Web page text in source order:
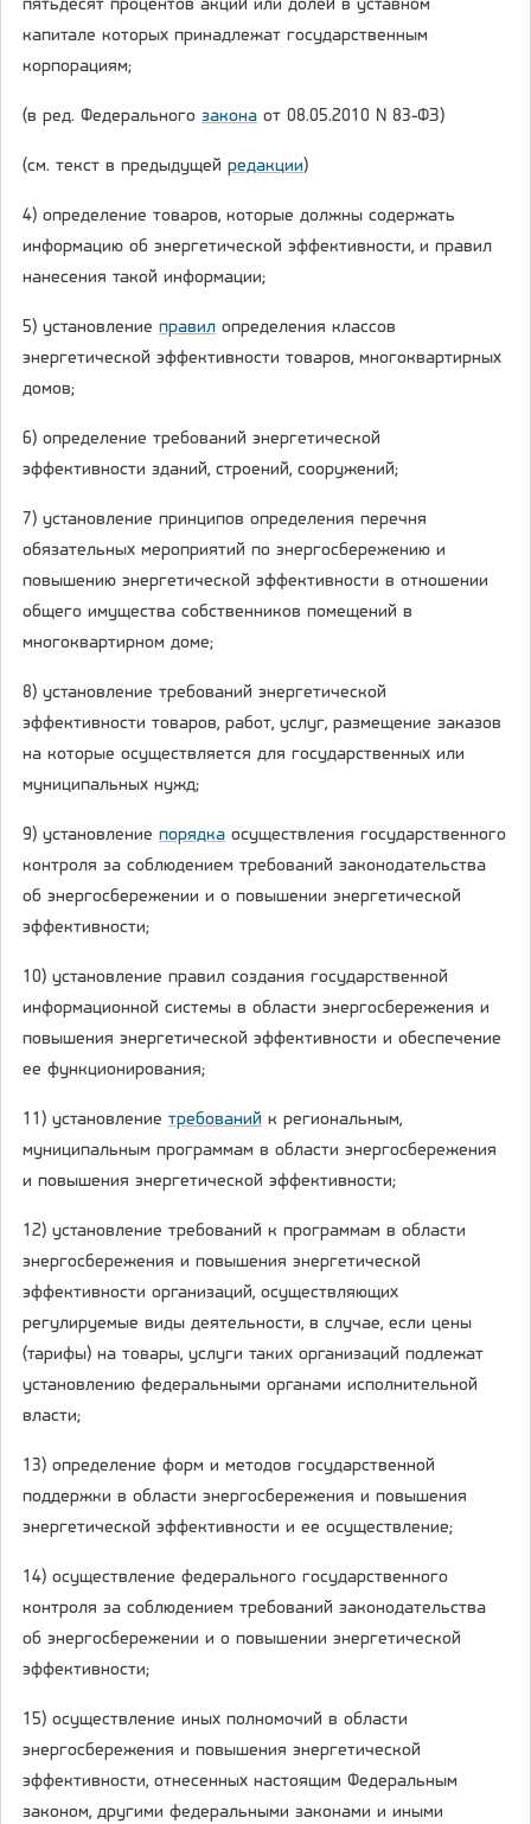
пятьдесят процентов акций или долей в уставном
капитале которых принадлежат государственным
корпорациям;
(в ред. Федерального закона от 08.05.2010 N 83-ФЗ)
(см. текст в предыдущей редакции)
4) определение товаров, которые должны содержать
информацию об энергетической эффективности, и правил
нанесения такой информации;
5) установление правил определения классов
энергетической эффективности товаров, многоквартирных
домов;
6) определение требований энергетической
эффективности зданий, строений, сооружений;
7) установление принципов определения перечня
обязательных мероприятий по энергосбережению и
повышению энергетической эффективности в отношении
общего имущества собственников помещений в
многоквартирном доме;
8) установление требований энергетической
эффективности товаров, работ, услуг, размещение заказов
на которые осуществляется для государственных или
муниципальных нужд;
9) установление порядка осуществления государственного
контроля за соблюдением требований законодательства
об энергосбережении и о повышении энергетической
эффективности;
10) установление правил создания государственной
информационной системы в области энергосбережения и
повышения энергетической эффективности и обеспечение
ее функционирования;
11) установление требований к региональным,
муниципальным программам в области энергосбережения
и повышения энергетической эффективности;
12) установление требований к программам в области
энергосбережения и повышения энергетической
эффективности организаций, осуществляющих
регулируемые виды деятельности, в случае, если цены
(тарифы) на товары, услуги таких организаций подлежат
установлению федеральными органами исполнительной
власти;
13) определение форм и методов государственной
поддержки в области энергосбережения и повышения
энергетической эффективности и ее осуществление;
14) осуществление федерального государственного
контроля за соблюдением требований законодательства
об энергосбережении и о повышении энергетической
эффективности;
15) осуществление иных полномочий в области
энергосбережения и повышения энергетической
эффективности, отнесенных настоящим Федеральным
законом, другими федеральными законами и иными